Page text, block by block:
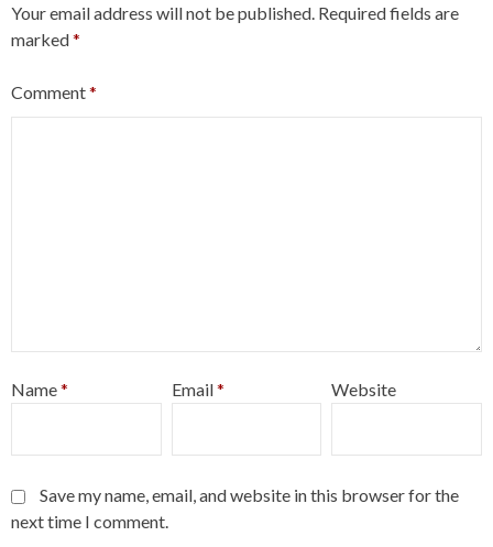
Your email address will not be published. Required fields are
marked*
Comment*
Name* Email* Website
Save my name, email, and website in this browser for the
next time I comment.